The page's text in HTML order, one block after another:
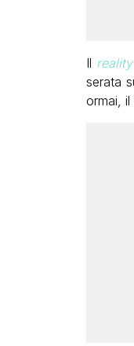
Il
serata
ormai, il